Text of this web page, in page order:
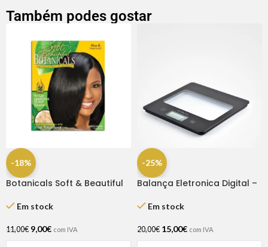
Também podes gostar
-18%
Botanicals Soft & Beautiful
Em stock
11,00€ 9,00€ com IVA
-25%
Balança Eletronica Digital –
Em stock
20,00€ 15,00€ com IVA